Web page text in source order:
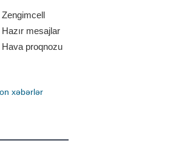
Zengimcell
Hazır mesajlar
Hava proqnozu